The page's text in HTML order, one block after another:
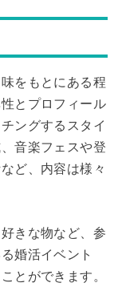
をもとにある程
とプロフィール
ングするスタイ
音楽フェスや登
ど、内容は様々
きな物など、参
婚活イベント
とができます。